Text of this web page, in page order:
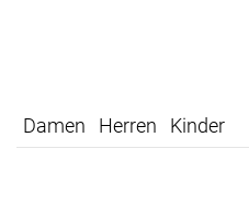
Damen Herren Kinder